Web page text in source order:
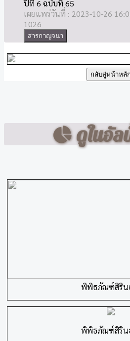
ปีที่ 6 ฉบับที่ 65
เผยแพร่วันที่ : 2023-10-26
1026
สารกาญจนา
กลับสู่หน้าหลัก
ดูในอัล
พิพิธภัณฑ์สิริน
พิพิธภัณฑ์สิริน